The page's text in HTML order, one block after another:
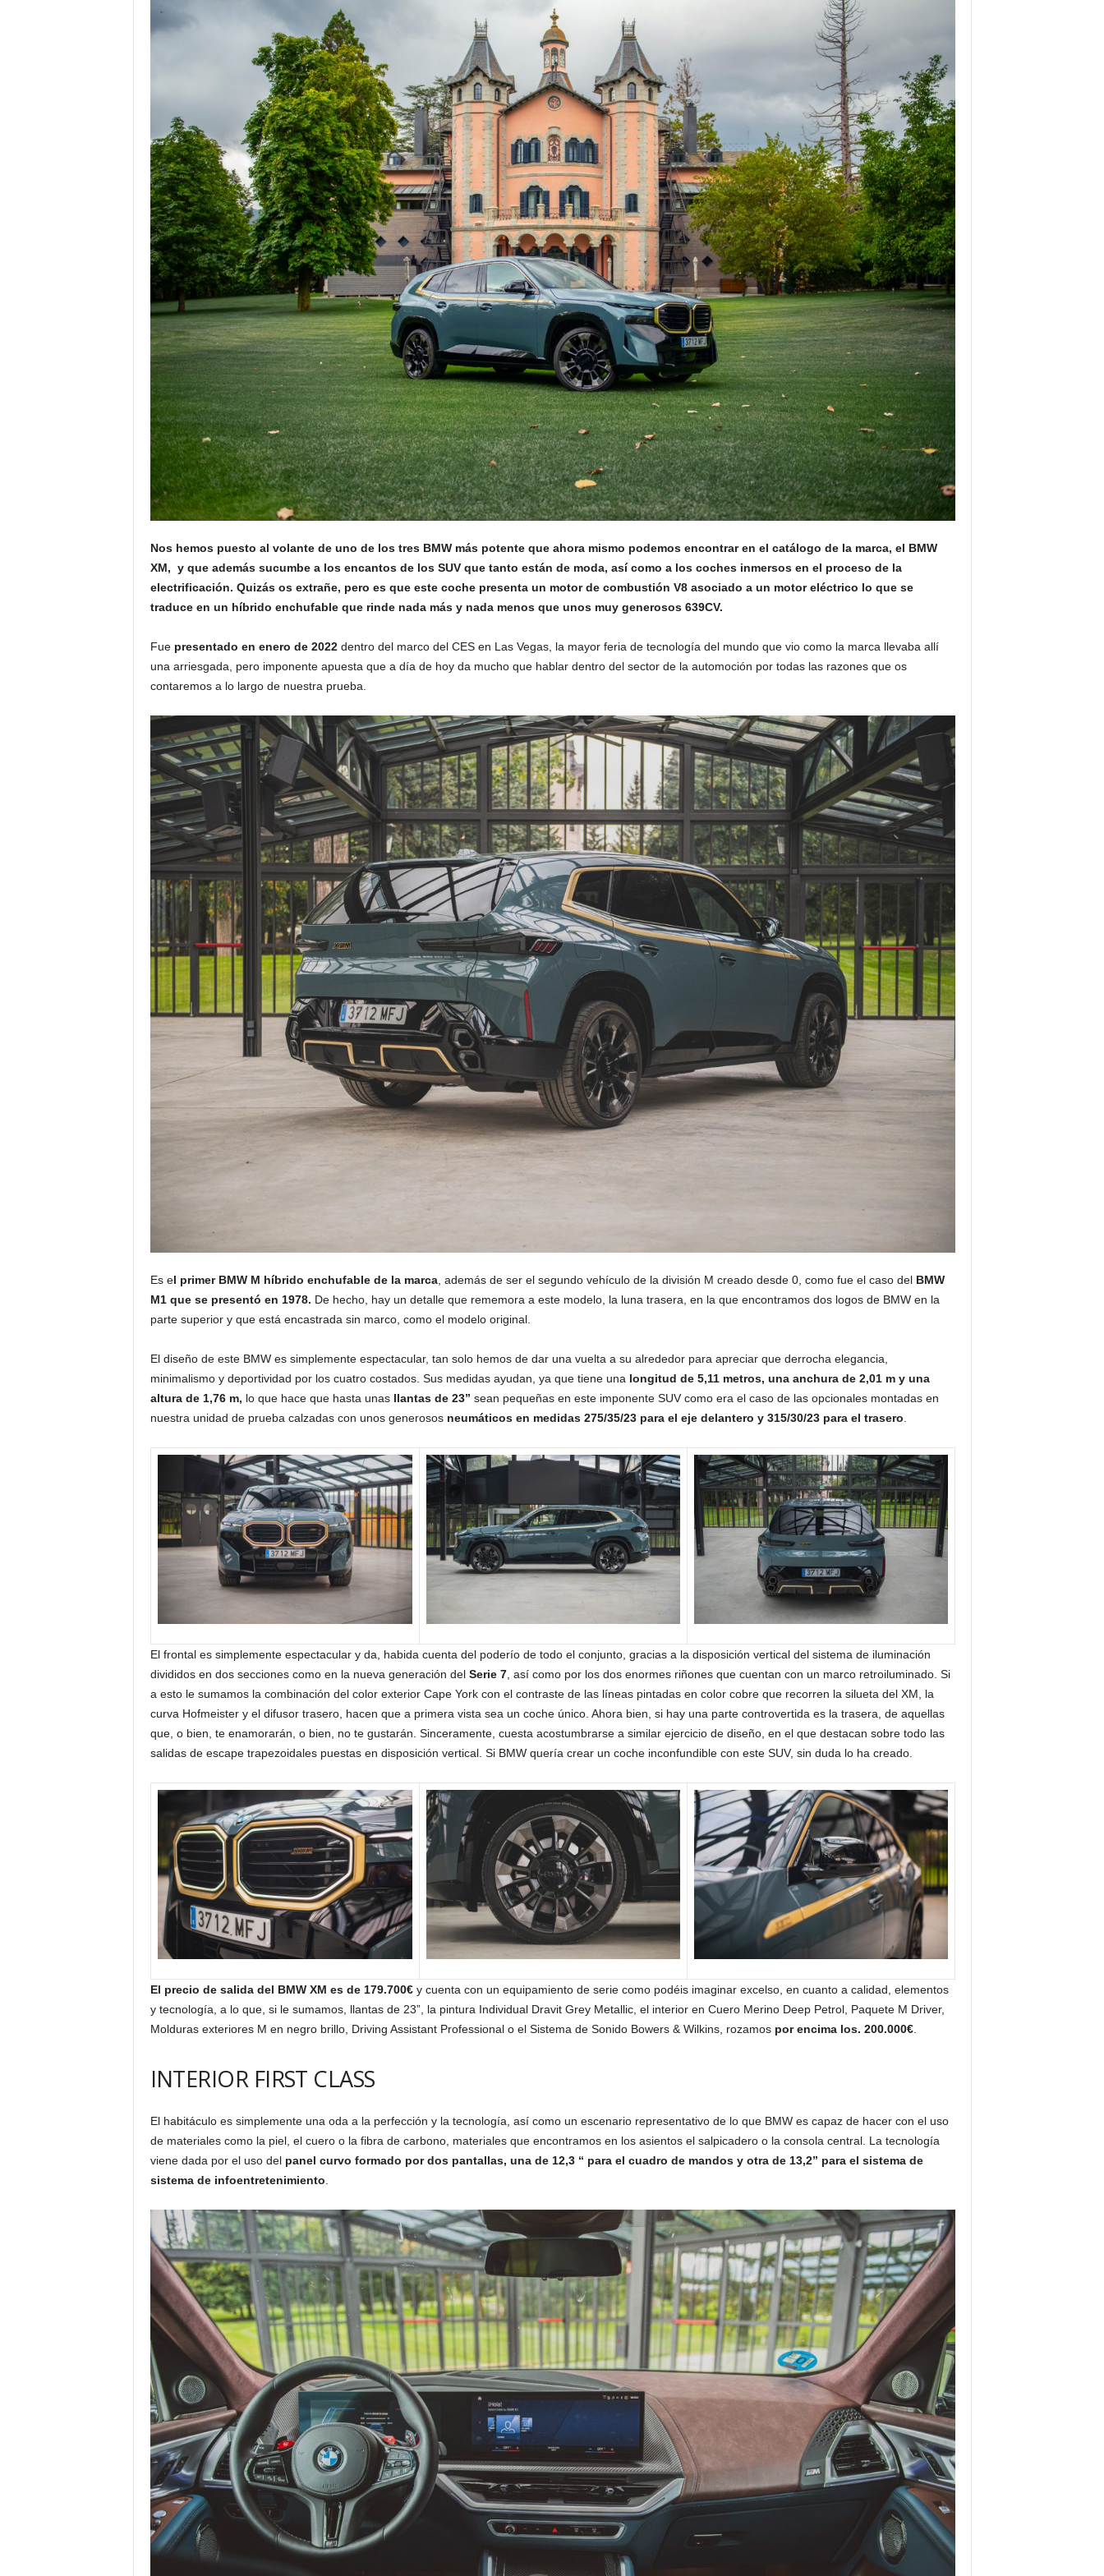
Nos hemos puesto al volante de uno de los tres BMW más potente que ahora mismo podemos encontrar en el catálogo de la marca, el BMW
XM, y que además sucumbe a los encantos de los SUV que tanto están de moda, así como a los coches inmersos en el proceso de la
electrificación. Quizás os extrañe, pero es que este coche presenta un motor de combustión V8 asociado a un motor eléctrico lo que se
traduce en un híbrido enchufable que rinde nada más y nada menos que unos muy generosos 639CV.
Fue presentado en enero de 2022dentro del marco del CES en Las Vegas, la mayor feria de tecnología del mundo que vio como la marca llevaba allí
una arriesgada, pero imponente apuesta que a día de hoy da mucho que hablar dentro del sector de la automoción por todas las razones que os
contaremos a lo largo de nuestra prueba.
Es el primer BMW M híbrido enchufable de la marca, además de ser el segundo vehículo de la división M creado desde 0, como fue el caso del BMW
M1 que se presentó en 1978. De hecho, hay un detalle que rememora a este modelo, la luna trasera, en la que encontramos dos logos de BMW en la
parte superior y que está encastrada sin marco, como el modelo original.
El diseño de este BMW es simplemente espectacular, tan solo hemos de dar una vuelta a su alrededor para apreciar que derrocha elegancia,
minimalismo y deportividad por los cuatro costados. Sus medidas ayudan, ya que tiene una longitud de 5,11 metros, una anchura de 2,01 m y una
altura de 1,76 m, lo que hace que hasta unas llantas de 23” sean pequeñas en este imponente SUV como era el caso de las opcionales montadas en
nuestra unidad de prueba calzadas con unos generosos neumáticos en medidas 275/35/23 para el eje delantero y 315/30/23 para el trasero
El frontal es simplemente espectacular y da, habida cuenta del poderío de todo el conjunto, gracias a la disposición vertical del sistema de iluminación
divididos en dos secciones como en la nueva generación del Serie 7, así como por los dos enormes riñones que cuentan con un marco retroiluminado. Si
a esto le sumamos la combinación del color exterior Cape York con el contraste de las líneas pintadas en color cobre que recorren la silueta del XM, la
curva Hofmeister y el difusor trasero, hacen que a primera vista sea un coche único. Ahora bien, si hay una parte controvertida es la trasera, de aquellas
que, o bien, te enamorarán, o bien, no te gustarán. Sinceramente, cuesta acostumbrarse a similar ejercicio de diseño, en el que destacan sobre todo las
salidas de escape trapezoidales puestas en disposición vertical. Si BMW quería crear un coche inconfundible con este SUV, sin duda lo ha creado.
El precio de salida del BMW XM es de 179.700€y cuenta con un equipamiento de serie como podéis imaginar excelso, en cuanto a calidad, elementos
y tecnología, a lo que, si le sumamos, llantas de 23”, la pintura Individual Dravit Grey Metallic, el interior en Cuero Merino Deep Petrol, Paquete M Driver,
Molduras exteriores M en negro brillo, Driving Assistant Professional o el Sistema de Sonido Bowers & Wilkins, rozamos por encima los. 200.000€.
INTERIOR FIRST CLASS
El habitáculo es simplemente una oda a la perfección y la tecnología, así como un escenario representativo de lo que BMW es capaz de hacer con el uso
de materiales como la piel, el cuero o la fibra de carbono, materiales que encontramos en los asientos el salpicadero o la consola central. La tecnología
viene dada por el uso del panel curvo formado por dos pantallas, una de 12,3 “ para el cuadro de mandos y otra de 13,2” para el sistema de
sistema de infoentretenimiento